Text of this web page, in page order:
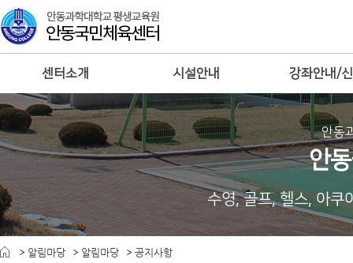
센터소개 시설안내 강좌안내/
안동
안
수영, 골프, 헬스, 아쿠
알림마당 알림마당 공지사항